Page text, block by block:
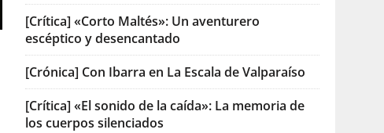
[Crítica] «Corto Maltés»: Un aventurero
escéptico y desencantado
[Crónica] Con Ibarra en La Escala de Valparaíso
[Crítica] «El sonido de la caída»: La memoria de
los cuerpos silenciados